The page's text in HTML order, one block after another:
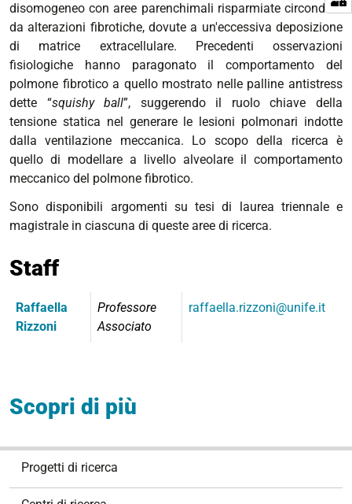
disomogeneo con aree parenchimali risparmiate circondate
da alterazioni fibrotiche, dovute a un'eccessiva deposizione
di matrice extracellulare. Precedenti osservazioni
fisiologiche hanno paragonato il comportamento del
polmone fibrotico a quello mostrato nelle palline antistress
dette “squishy ball”, suggerendo il ruolo chiave della
tensione statica nel generare le lesioni polmonari indotte
dalla ventilazione meccanica. Lo scopo della ricerca è
quello di modellare a livello alveolare il comportamento
meccanico del polmone fibrotico.
Sono disponibili argomenti su tesi di laurea triennale e
magistrale in ciascuna di queste aree di ricerca.
Staff
Raffaella
Rizzoni
Professore
Associato
raffaella.rizzoni@unife.it
Scopri di più
Progetti di ricerca